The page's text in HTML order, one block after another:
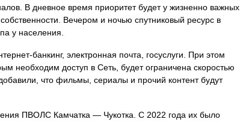
В дневное время приоритет будет у жизненно важных
Вечером и ночью спутниковый ресурс в
у населения.
банкинг, электронная почта, госуслуги. При этом
необходим доступ в Сеть, будет ограничена скоростью
что фильмы, сериалы и прочий контент будут
ПВОЛС Камчатка — Чукотка. С 2022 года их было